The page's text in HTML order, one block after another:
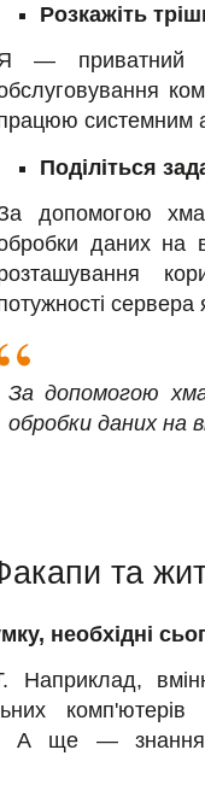
Розкажіть
— приватний
системним
Поділіться
допомогою
даних на
сервера
За допомогою
обробки даних на
та
необхідні
А ще —